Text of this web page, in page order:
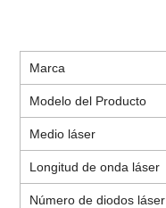
Marca
Modelo del Producto
Medio láser
Longitud de onda láser
Número de diodos láser